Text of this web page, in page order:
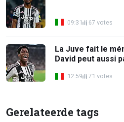
09:31 67 votes
La Juve fait le
David peut aussi
12:59 71 votes
Gerelateerde tags